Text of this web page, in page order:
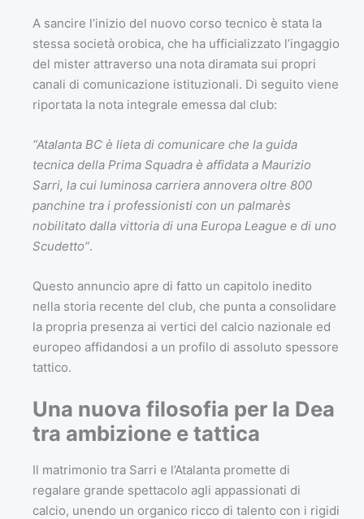
A sancire l’inizio del nuovo corso tecnico è stata la
stessa società orobica, che ha ufficializzato l’ingaggio
del mister attraverso una nota diramata sui propri
canali di comunicazione istituzionali. Di seguito viene
riportata la nota integrale emessa dal club:
“Atalanta BC è lieta di comunicare che la guida
tecnica della Prima Squadra è affidata a Maurizio
Sarri, la cui luminosa carriera annovera oltre 800
panchine tra i professionisti con un palmarès
nobilitato dalla vittoria di una Europa League e di uno
Scudetto”.
Questo annuncio apre di fatto un capitolo inedito
nella storia recente del club, che punta a consolidare
la propria presenza ai vertici del calcio nazionale ed
europeo affidandosi a un profilo di assoluto spessore
tattico.
Una nuova filosofia per la Dea
tra ambizione e tattica
Il matrimonio tra Sarri e l’Atalanta promette di
regalare grande spettacolo agli appassionati di
calcio, unendo un organico ricco di talento con i rigidi